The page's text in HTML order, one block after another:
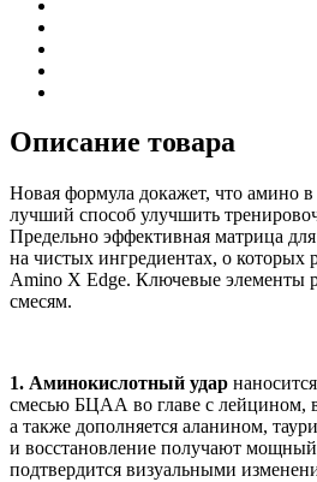
Описание товара
Новая формула докажет, что амино
лучший способ улучшить
Предельно эффективная матрица
на чистых ингредиентах, о которых
Amino X Edge. Ключевые элементы
смесям.
1. Аминокислотный удар
смесью БЦАА во главе с лейцином,
а также дополняется аланином,
и восстановление получают мощный
подтвердится визуальными